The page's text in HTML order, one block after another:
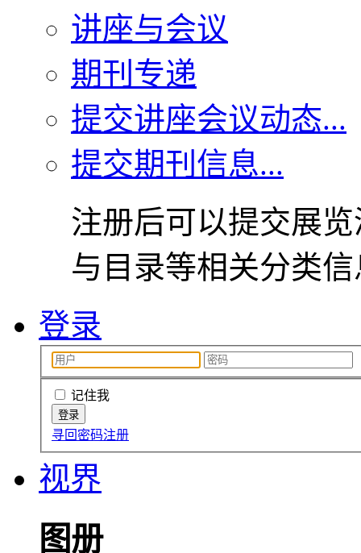
讲座与会议
期刊专递
提交讲座会议动态...
提交期刊信息...
注册后可以提交展
与目录等相关分类
登录
记住我
寻回密码注册
视界
图册